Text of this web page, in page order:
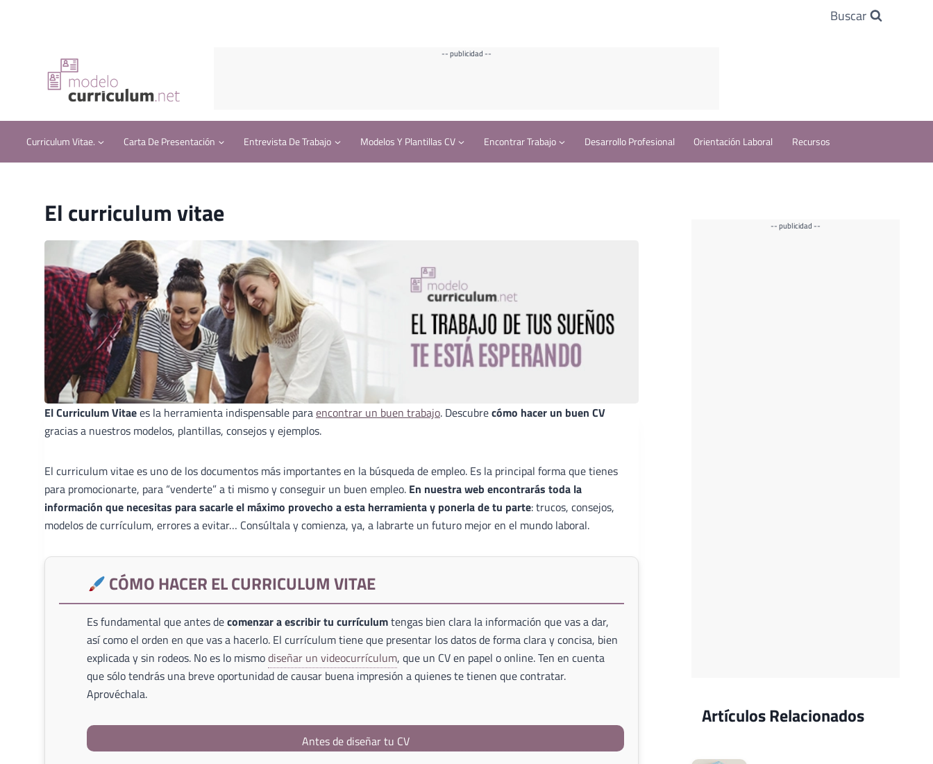
Buscar
-- publicidad --
Curriculum Vitae. Carta De Presentación Entrevista De Trabajo Modelos Y Plantillas CV Encontrar Trabajo Desarrollo Profesional Orientación Laboral Recursos
El curriculum vitae
El Curriculum Vitaees la herramienta indispensable paraencontrar un buen trabajo. Descubrecómo hacer un buen CV
gracias a nuestros modelos, plantillas, consejos y ejemplos.
El curriculum vitae es uno de los documentos más importantes en la búsqueda de empleo. Es la principal forma que tienes
para promocionarte, para “venderte” a ti mismo y conseguir un buen empleo. En nuestra web encontrarás toda la
información que necesitas para sacarle el máximo provecho a esta herramienta y ponerla de tu parte: trucos, consejos,
modelos de currículum, errores a evitar… Consúltala y comienza, ya, a labrarte un futuro mejor en el mundo laboral.
CÓMO HACER EL CURRICULUM VITAE
Es fundamental que antes decomenzar a escribir tu currículumtengas bien clara la información que vas a dar,
así como el orden en que vas a hacerlo. El currículum tiene que presentar los datos de forma clara y concisa, bien
explicada y sin rodeos. No es lo mismodiseñar un videocurrículum, que un CV en papel o online. Ten en cuenta
que sólo tendrás una breve oportunidad de causar buena impresión a quienes te tienen que contratar.
Aprovéchala.
Antes de diseñar tu CV
-- publicidad --
Artículos Relacionados